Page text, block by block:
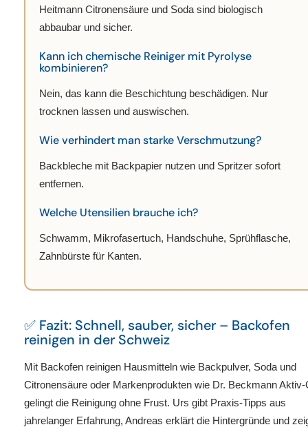
Heitmann Citronensäure und Soda sind biologisch
abbaubar und sicher.
Kann ich chemische Reiniger mit Pyrolyse
kombinieren?
Nein, das kann die Beschichtung beschädigen. Nur
trocknen lassen und auswischen.
Wie verhindert man starke Verschmutzung?
Backbleche mit Backpapier nutzen und Spritzer sofort
entfernen.
Welche Utensilien brauche ich?
Schwamm, Mikrofasertuch, Handschuhe, Sprühflasche,
Zahnbürste für Kanten.
✅ Fazit: Schnell, sauber, sicher – Backofen
reinigen in der Schweiz
Mit Backofen reinigen Hausmitteln wie Backpulver, Soda und
Citronensäure oder Markenprodukten wie Dr. Beckmann Aktiv-
gelingt die Reinigung ohne Frust. Urs gibt Praxis-Tipps aus
jahrelanger Erfahrung, Andreas erklärt die Hintergründe und